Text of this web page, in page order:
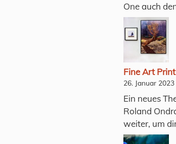
One auch
Fine Art
26. Januar 2023
Ein neues
Roland
weiter, um